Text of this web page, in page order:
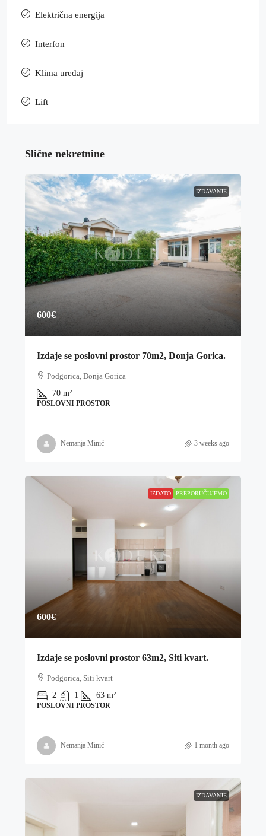
Električna energija
Interfon
Klima uređaj
Lift
Slične nekretnine
IZDAVANJE
600€
Izdaje se poslovni prostor 70m2, Donja Gorica.
Podgorica, Donja Gorica
70 m²
POSLOVNI PROSTOR
Nemanja Minić 3 weeks ago
IZDATO PREPORUČUJEMO
600€
Izdaje se poslovni prostor 63m2, Siti kvart.
Podgorica, Siti kvart
2
1 63 m²
POSLOVNI PROSTOR
Nemanja Minić 1 month ago
IZDAVANJE